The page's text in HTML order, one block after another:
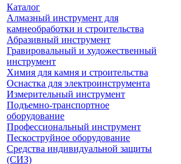
Каталог
Алмазный инструмент для
камнеобработки и строительства
Абразивный инструмент
Гравировальный и художественный
инструмент
Химия для камня и строительства
Оснастка для электроинструмента
Измерительный инструмент
Подъемно-транспортное
оборудование
Профессиональный инструмент
Пескоструйное оборудование
Средства индивидуальной защиты
(СИЗ)